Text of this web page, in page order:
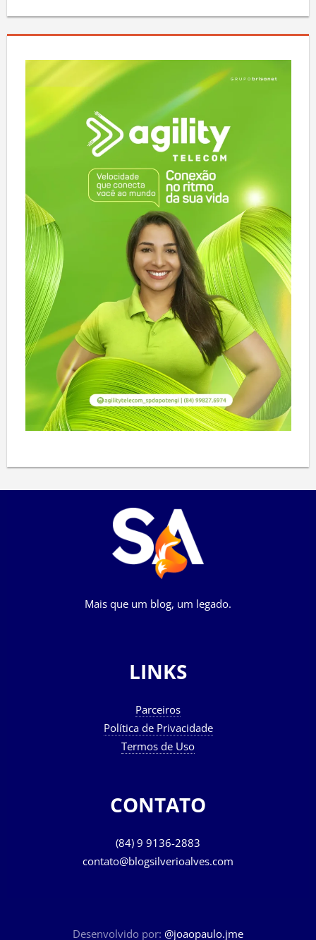
Mais que um blog, um legado.
LINKS
Parceiros
Política de Privacidade
Termos de Uso
CONTATO
(84) 9 9136-2883
contato@blogsilverioalves.com